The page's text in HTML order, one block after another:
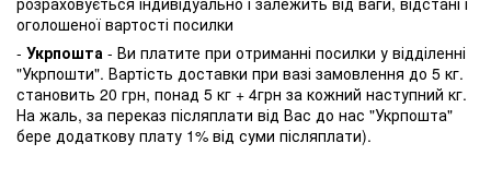
оголошеної вартості посилки
- Укрпошта - Ви платите при отриманні посилки у відділенні
"Укрпошти". Вартість доставки при вазі замовлення до 5 кг.
становить 20 грн, понад 5 кг + 4грн за кожний наступний кг.
На жаль, за переказ післяплати від Вас до нас "Укрпошта"
бере додаткову плату 1% від суми післяплати).